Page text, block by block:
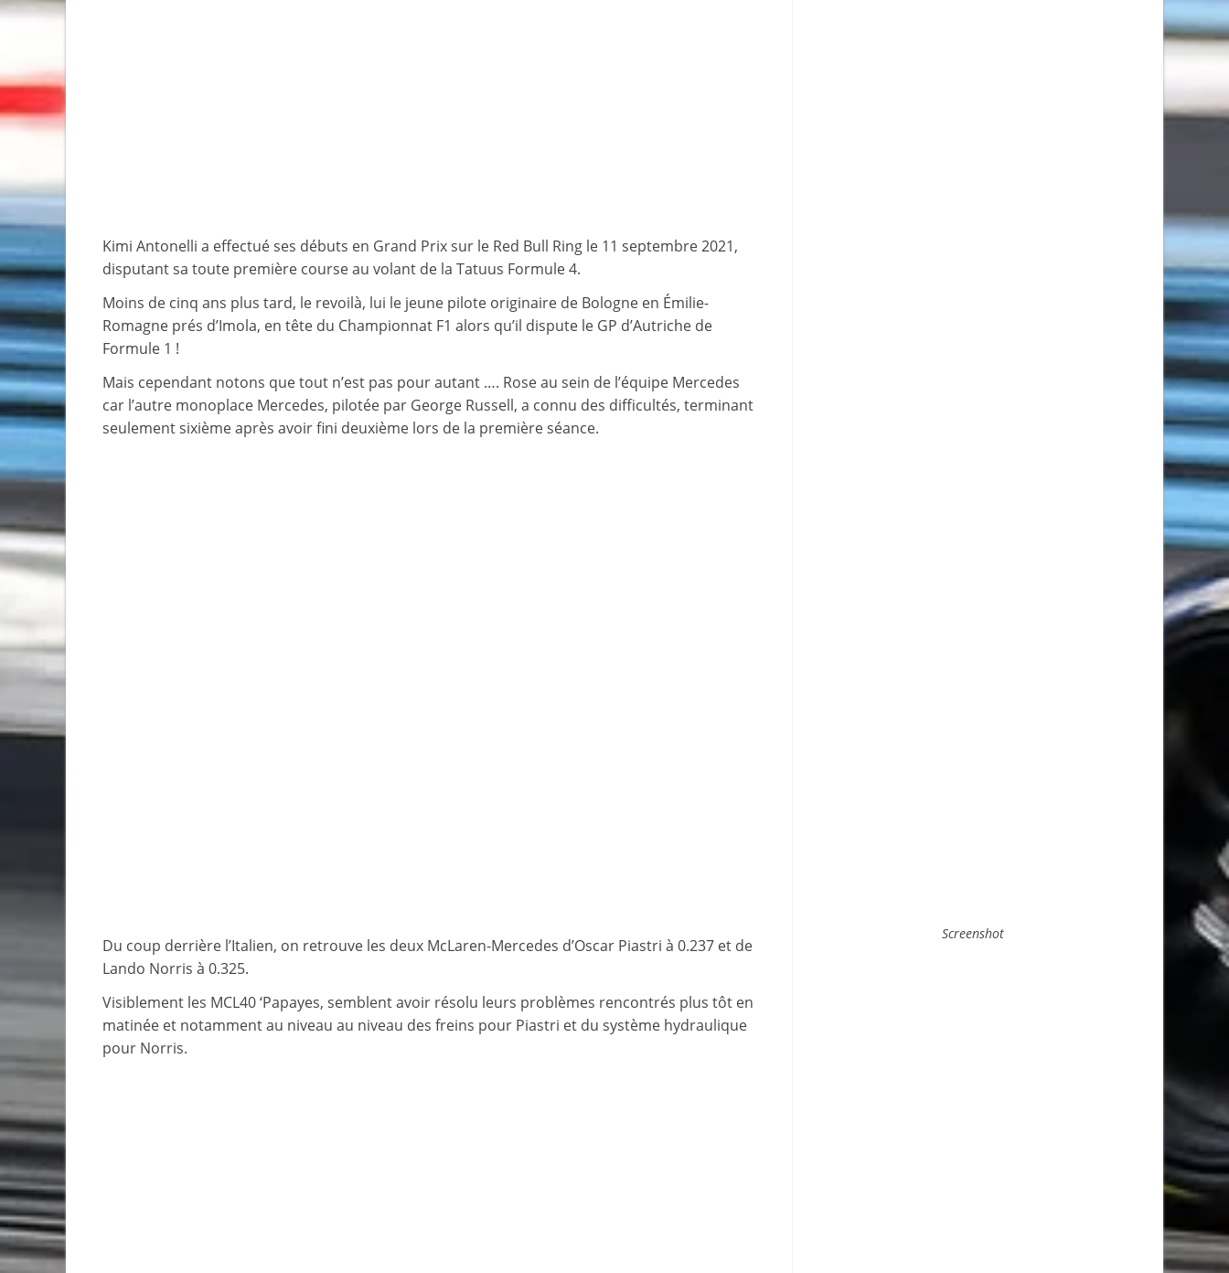
Kimi Antonelli a effectué ses débuts en Grand Prix sur le Red Bull Ring le 11 septembre 2021,
disputant sa toute première course au volant de la Tatuus Formule 4.
Moins de cinq ans plus tard, le revoilà, lui le jeune pilote originaire de Bologne en Émilie-
Romagne prés d’Imola, en tête du Championnat F1 alors qu’il dispute le GP d’Autriche de
Formule 1 !
Mais cependant notons que tout n’est pas pour autant …. Rose au sein de l’équipe Mercedes
car l’autre monoplace Mercedes, pilotée par George Russell, a connu des difficultés, terminant
seulement sixième après avoir fini deuxième lors de la première séance.
Du coup derrière l’Italien, on retrouve les deux McLaren-Mercedes d’Oscar Piastri à 0.237 et de
Lando Norris à 0.325.
Visiblement les MCL40 ‘Papayes, semblent avoir résolu leurs problèmes rencontrés plus tôt en
matinée et notamment au niveau au niveau des freins pour Piastri et du système hydraulique
pour Norris.
Screenshot